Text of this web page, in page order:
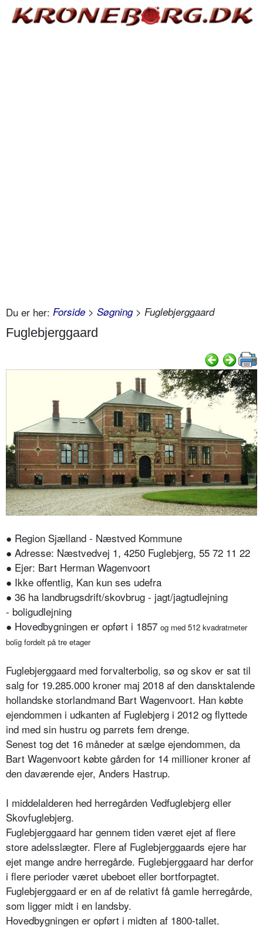
Du er her: Forside > Søgning> Fuglebjerggaard
Fuglebjerggaard
● Region Sjælland - Næstved Kommune
● Adresse: Næstvedvej 1, 4250 Fuglebjerg, 55 72 11 22
● Ejer: Bart Herman Wagenvoort
● Ikke offentlig, Kan kun ses udefra
● 36 ha landbrugsdrift/skovbrug - jagt/jagtudlejning
- boligudlejning
● Hovedbygningen er opført i 1857 og med 512 kvadratmeter
bolig fordelt på tre etager
Fuglebjerggaard med forvalterbolig, sø og skov er sat til
salg for 19.285.000 kroner maj 2018 af den dansktalende
hollandske storlandmand Bart Wagenvoort. Han købte
ejendommen i udkanten af Fuglebjerg i 2012 og flyttede
ind med sin hustru og parrets fem drenge.
Senest tog det 16 måneder at sælge ejendommen, da
Bart Wagenvoort købte gården for 14 millioner kroner af
den daværende ejer, Anders Hastrup.
I middelalderen hed herregården Vedfuglebjerg eller
Skovfuglebjerg.
Fuglebjerggaard har gennem tiden været ejet af flere
store adelsslægter. Flere af Fuglebjerggaards ejere har
ejet mange andre herregårde. Fuglebjerggaard har derfor
i flere perioder været ubeboet eller bortforpagtet.
Fuglebjerggaard er en af de relativt få gamle herregårde,
som ligger midt i en landsby.
Hovedbygningen er opført i midten af 1800-tallet.